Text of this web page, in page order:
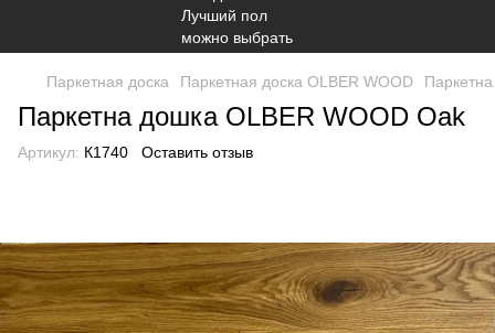
Паркетная доска Паркетная доска OLBER WOOD
Паркетна дошка OLBER WOOD Oak
Артикул: К1740 Оставить отзыв